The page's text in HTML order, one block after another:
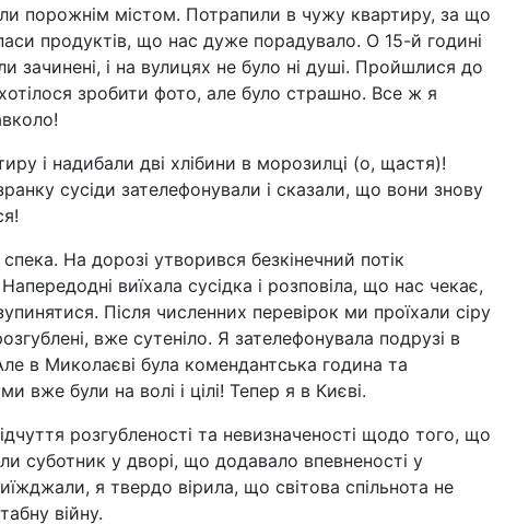
порожнім містом. Потрапили в чужу квартиру, за що
продуктів, що нас дуже порадувало. О 15-й годині
зачинені, і на вулицях не було ні душі. Пройшлися до
зробити фото, але було страшно. Все ж я
і надибали дві хлібини в морозилці (о, щастя)!
сусіди зателефонували і сказали, що вони знову
На дорозі утворився безкінечний потік
виїхала сусідка і розповіла, що нас чекає,
Після численних перевірок ми проїхали сіру
вже сутеніло. Я зателефонувала подрузі в
в Миколаєві була комендантська година та
вже були на волі і цілі! Тепер я в Києві.
розгубленості та невизначеності щодо того, що
суботник у дворі, що додавало впевненості у
я твердо вірила, що світова спільнота не
війну.